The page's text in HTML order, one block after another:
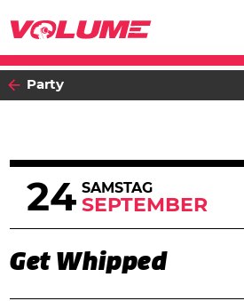
Party
24 SAMSTAG
SEPTEMBER
Get Whipped